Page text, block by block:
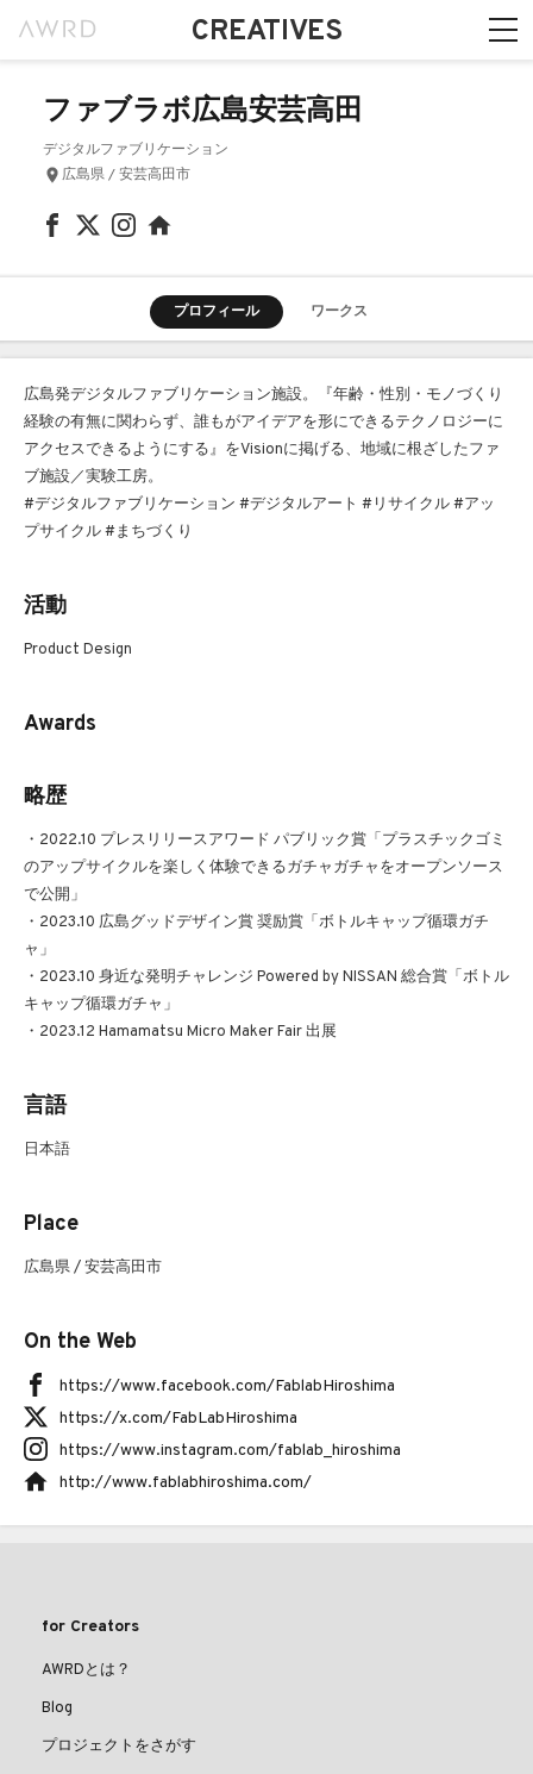
CREATIVES
ファブラボ広島安芸高田
デジタルファブリケーション
広島県 / 安芸高田市
プロフィール ワークス
広島発デジタルファブリケーション施設。『年齢・性別・モノづくり
経験の有無に関わらず、誰もがアイデアを形にできるテクノロジーに
アクセスできるようにする』をVisionに掲げる、地域に根ざしたファ
ブ施設／実験工房。
#デジタルファブリケーション #デジタルアート #リサイクル #アッ
プサイクル #まちづくり
活動
Product Design
Awards
略歴
・2022.10 プレスリリースアワード パブリック賞「プラスチックゴミ
のアップサイクルを楽しく体験できるガチャガチャをオープンソース
で公開」
・2023.10 広島グッドデザイン賞 奨励賞「ボトルキャップ循環ガチ
ャ」
・2023.10 身近な発明チャレンジ Powered by NISSAN 総合賞「ボトル
キャップ循環ガチャ」
・2023.12 Hamamatsu Micro Maker Fair 出展
言語
日本語
Place
広島県 / 安芸高田市
On the Web
https://www.facebook.com/FablabHiroshima
https://x.com/FabLabHiroshima
https://www.instagram.com/fablab_hiroshima
http://www.fablabhiroshima.com/
for Creators
AWRDとは？
Blog
プロジェクトをさがす